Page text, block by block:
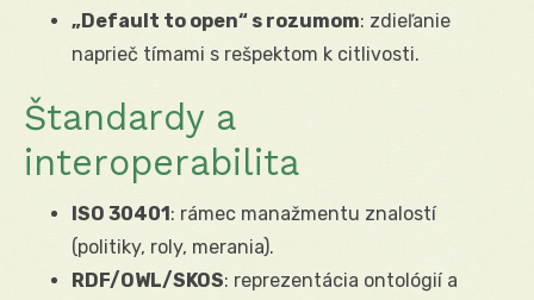
„Default to open“ s rozumom: zdieľanie
naprieč tímami s rešpektom k citlivosti.
Štandardy a
interoperabilita
ISO 30401: rámec manažmentu znalostí
(politiky, roly, merania).
RDF/OWL/SKOS: reprezentácia ontológií a